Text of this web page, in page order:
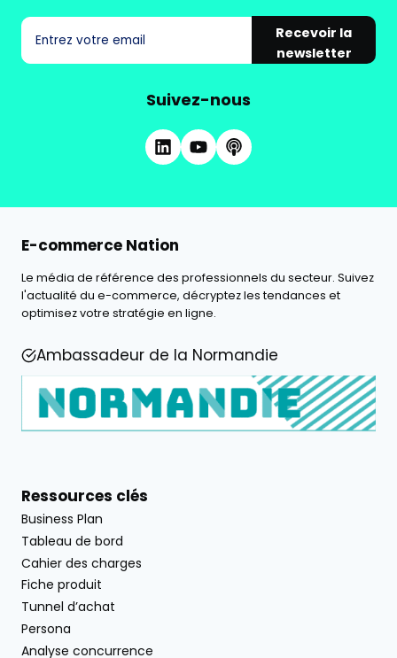
Recevoir la
newsletter
Suivez-nous
E-commerce Nation
Le média de référence des professionnels du secteur. Suivez
l'actualité du e-commerce, décryptez les tendances et
optimisez votre stratégie en ligne.
Ambassadeur de la Normandie
Ressources clés
Business Plan
Tableau de bord
Cahier des charges
Fiche produit
Tunnel d’achat
Persona
Analyse concurrence